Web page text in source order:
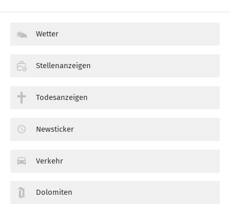
Wetter
Stellenanzeigen
Todesanzeigen
Newsticker
Verkehr
Dolomiten